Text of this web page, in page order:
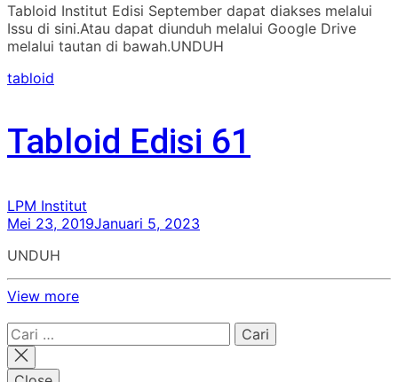
Tabloid Institut Edisi September dapat diakses melalui
Issu di sini.Atau dapat diunduh melalui Google Drive
melalui tautan di bawah.UNDUH
tabloid
Tabloid Edisi 61
LPM Institut
Mei 23, 2019Januari 5, 2023
UNDUH
View more
Cari
untuk: